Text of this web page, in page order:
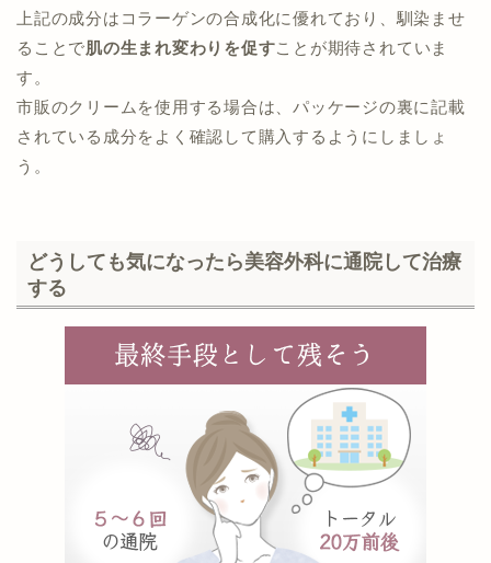
上記の成分はコラーゲンの合成化に優れており、馴染ませ
ることで肌の生まれ変わりを促すことが期待されていま
す。
市販のクリームを使用する場合は、パッケージの裏に記載
されている成分をよく確認して購入するようにしましょ
う。
どうしても気になったら美容外科に通院して治療
する